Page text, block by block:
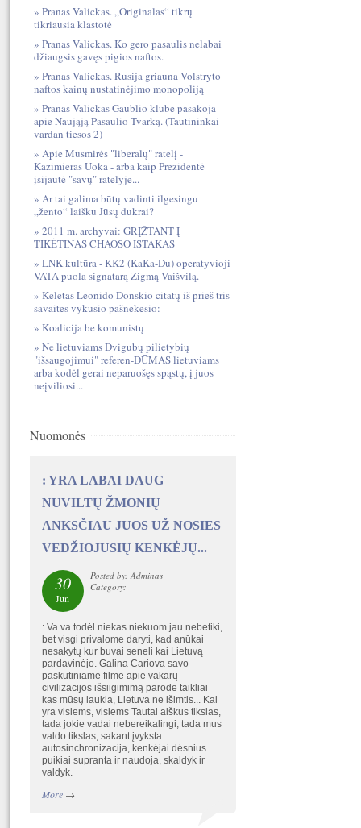
Pranas Valickas. „Originalas“ tikrų
tikriausia klastotė
Pranas Valickas. Ko gero pasaulis nelabai
džiaugsis gavęs pigios naftos.
Pranas Valickas. Rusija griauna Volstryto
naftos kainų nustatinėjimo monopoliją
Pranas Valickas Gaublio klube pasakoja
apie Naująją Pasaulio Tvarką. (Tautininkai
vardan tiesos 2)
Apie Musmirės "liberalų" ratelį -
Kazimieras Uoka - arba kaip Prezidentė
įsijautė "savų" ratelyje...
Ar tai galima būtų vadinti ilgesingu
„žento“ laišku Jūsų dukrai?
2011 m. archyvai: GRĮŽTANT Į
TIKĖTINAS CHAOSO IŠTAKAS
LNK kultūra - KK2 (KaKa-Du) operatyvioji
VATA puola signatarą Zigmą Vaišvilą.
Keletas Leonido Donskio citatų iš prieš tris
savaites vykusio pašnekesio:
Koalicija be komunistų
Ne lietuviams Dvigubų pilietybių
"išsaugojimui" referen-DŪMAS lietuviams
arba kodėl gerai neparuošęs spąstų, į juos
neįviliosi...
Nuomonės
: YRA LABAI DAUG
NUVILTŲ ŽMONIŲ
ANKSČIAU JUOS UŽ NOSIES
VEDŽIOJUSIŲ KENKĖJŲ...
30
Jun
Posted by: Adminas
Category:
: Va va todėl niekas niekuom jau nebetiki,
bet visgi privalome daryti, kad anūkai
nesakytų kur buvai seneli kai Lietuvą
pardavinėjo. Galina Cariova savo
paskutiniame filme apie vakarų
civilizacijos išsiigimimą parodė taikliai
kas mūsų laukia, Lietuva ne išimtis... Kai
yra visiems, visiems Tautai aiškus tikslas,
tada jokie vadai nebereikalingi, tada mus
valdo tikslas, sakant įvyksta
autosinchronizacija, kenkėjai dėsnius
puikiai supranta ir naudoja, skaldyk ir
valdyk.
More→